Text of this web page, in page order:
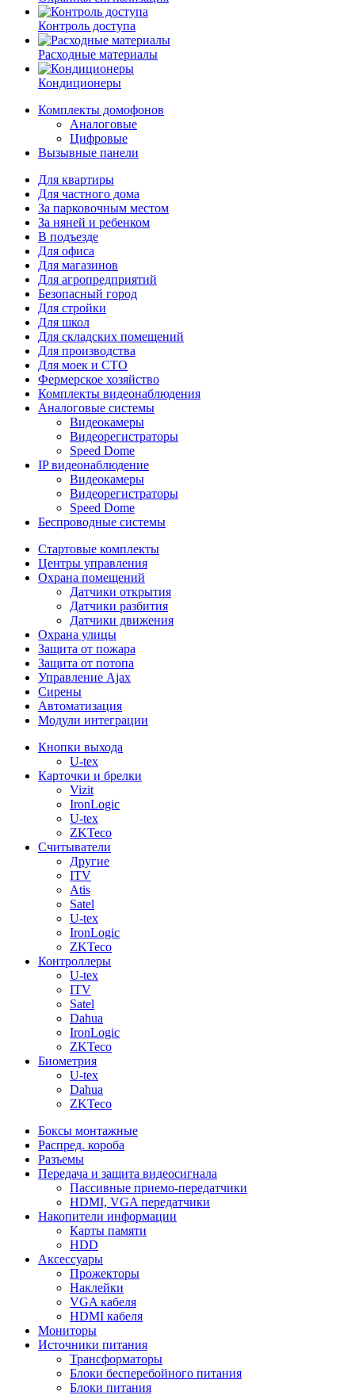
Контроль доступа
Расходные материалы
Кондиционеры
Комплекты домофонов
Аналоговые
Цифровые
Вызывные панели
Для квартиры
Для частного дома
За парковочным местом
За няней и ребенком
В подъезде
Для офиса
Для магазинов
Для агропредприятий
Безопасный город
Для стройки
Для школ
Для складских помещений
Для производства
Для моек и СТО
Фермерское хозяйство
Комплекты видеонаблюдения
Аналоговые системы
Видеокамеры
Видеорегистраторы
Speed Dome
IP видеонаблюдение
Видеокамеры
Видеорегистраторы
Speed Dome
Беспроводные системы
Стартовые комплекты
Центры управления
Охрана помещений
Датчики открытия
Датчики разбития
Датчики движения
Охрана улицы
Защита от пожара
Защита от потопа
Управление Ajax
Сирены
Автоматизация
Модули интеграции
Кнопки выхода
U-tex
Карточки и брелки
Vizit
IronLogic
U-tex
ZKTeco
Считыватели
Другие
ITV
Atis
Satel
U-tex
IronLogic
ZKTeco
Контроллеры
U-tex
ITV
Satel
Dahua
IronLogic
ZKTeco
Биометрия
U-tex
Dahua
ZKTeco
Боксы монтажные
Распред. короба
Разъемы
Передача и защита видеосигнала
Пассивные приемо-передатчики
HDMI, VGA передатчики
Накопители информации
Карты памяти
HDD
Аксессуары
Прожекторы
Наклейки
VGA кабеля
HDMI кабеля
Мониторы
Источники питания
Трансформаторы
Блоки бесперебойного питания
Блоки питания